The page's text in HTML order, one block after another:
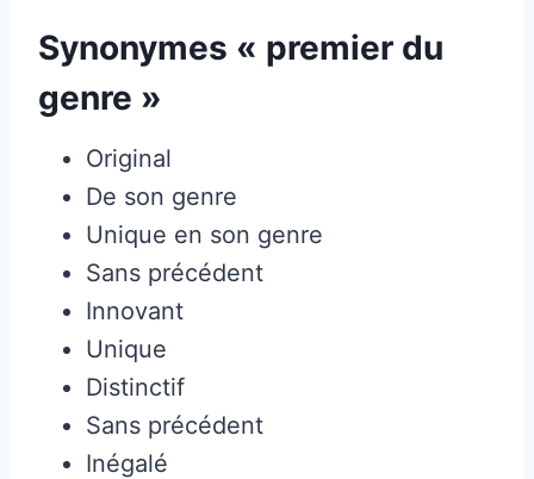
Synonymes « premier du
genre »
Original
De son genre
Unique en son genre
Sans précédent
Innovant
Unique
Distinctif
Sans précédent
Inégalé